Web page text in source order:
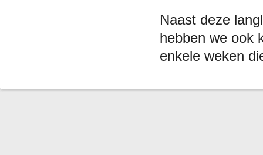
Naast deze
hebben we ook
enkele weken